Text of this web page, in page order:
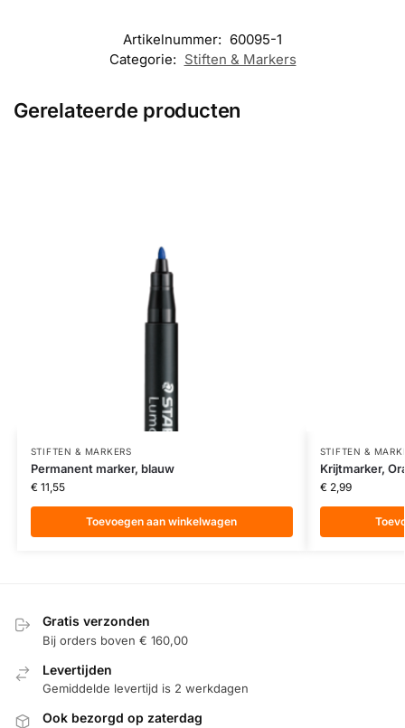
Artikelnummer: 60095-1
Categorie: Stiften & Markers
Gerelateerde producten
STIFTEN & MARKERS
Permanent marker, blauw
€11,55
Toevoegen aan winkelwagen
STIFTEN &
Krijtmarker,
€2,99
Gratis verzonden
Bij orders boven € 160,00
Levertijden
Gemiddelde levertijd is 2 werkdagen
Ook bezorgd op zaterdag